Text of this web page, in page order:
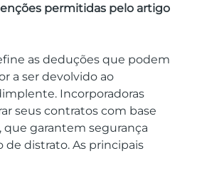
permitidas pelo artigo
as deduções que podem
a ser devolvido ao
Incorporadoras
seus contratos com base
que garantem segurança
de distrato. As principais